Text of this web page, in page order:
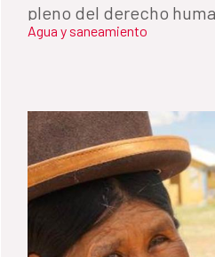
pleno del derecho
saneamiento en zonas
Agua y saneamiento